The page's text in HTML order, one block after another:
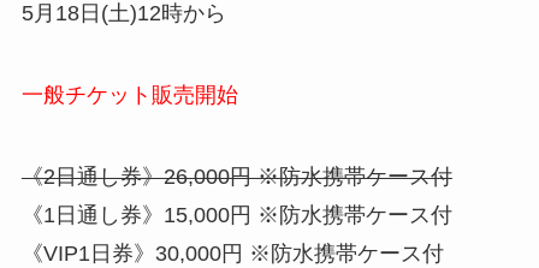
5月18日(土)12時から
一般チケット販売開始
《2日通し券》26,000円 ※防水携帯ケース付
《1日通し券》15,000円 ※防水携帯ケース付
《VIP1日券》30,000円 ※防水携帯ケース付